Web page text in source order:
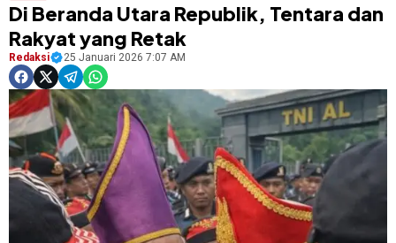
Di Beranda Utara Republik, Tentara dan
Rakyat yang Retak
Redaksi 25 Januari 2026 7:07 AM